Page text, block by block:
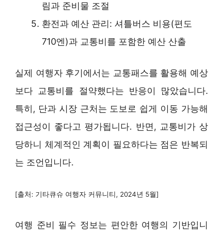
림과 준비물 조절
환전과 예산 관리: 셔틀버스 비용(편도
710엔)과 교통비를 포함한 예산 산출
실제 여행자 후기에서는 교통패스를 활용해 예상
보다 교통비를 절약했다는 반응이 많았습니다.
특히, 단과 시장 근처는 도보로 쉽게 이동 가능해
접근성이 좋다고 평가됩니다. 반면, 교통비가 상
당하니 체계적인 계획이 필요하다는 점은 반복되
는 조언입니다.
[출처: 기타큐슈 여행자 커뮤니티, 2024년 5월]
여행 준비 필수 정보는 편안한 여행의 기반입니